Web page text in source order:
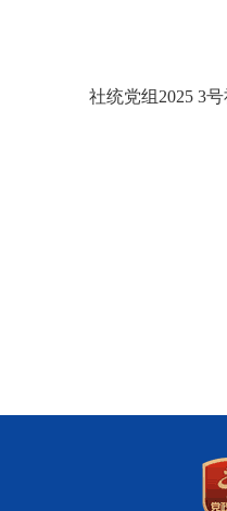
社统党组2025 3